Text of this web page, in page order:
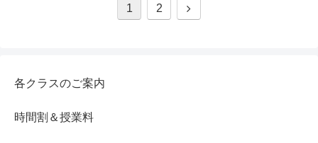
1 2
各クラスのご案内
時間割＆授業料